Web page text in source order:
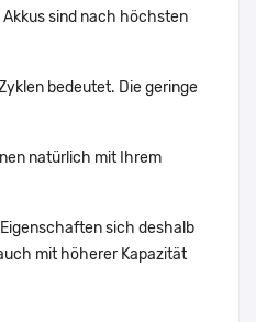
Akkus sind nach höchsten
bedeutet. Die geringe
natürlich mit Ihrem
sich deshalb
mit höherer Kapazität